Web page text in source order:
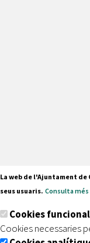
La web de l'Ajuntament
seus usuaris. Consulta
Cookies
Cookies necessaries